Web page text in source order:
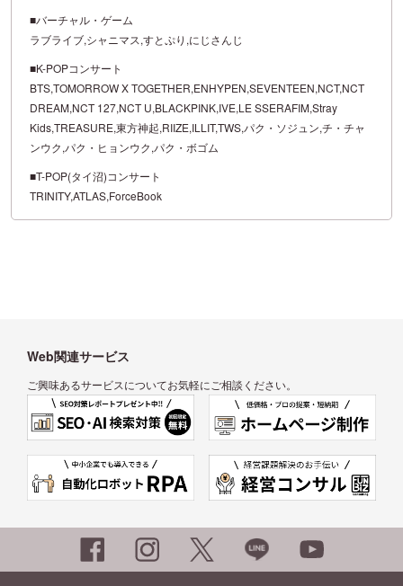
■バーチャル・ゲーム
ラブライブ,シャニマス,すとぷり,にじさんじ
■K-POPコンサート
BTS,TOMORROW X TOGETHER,ENHYPEN,SEVENTEEN,NCT,NCT
DREAM,NCT 127,NCT U,BLACKPINK,IVE,LE SSERAFIM,Stray
Kids,TREASURE,東方神起,RIIZE,ILLIT,TWS,パク・ソジュン,チ・チャ
ンウク,パク・ヒョンウク,パク・ボゴム
■T-POP(タイ沼)コンサート
TRINITY,ATLAS,ForceBook
Web関連サービス
ご興味あるサービスについてお気軽にご相談ください。